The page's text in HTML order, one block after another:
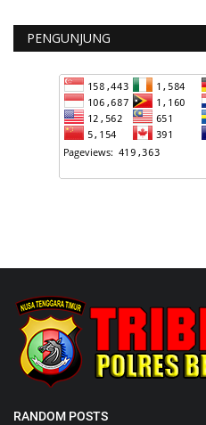
PENGUNJUNG
RANDOM POSTS